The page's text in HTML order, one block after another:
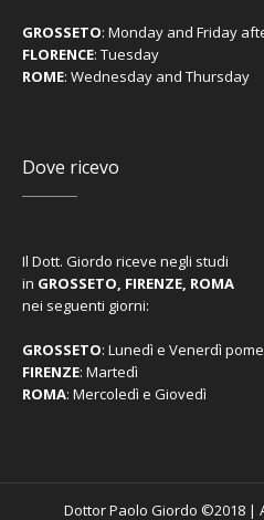
GROSSETO: Monday and Friday
FLORENCE: Tuesday
ROME: Wednesday and Thursday
Dove ricevo
Il Dott. Giordo riceve negli studi
in GROSSETO, FIRENZE, ROMA
nei seguenti giorni:
GROSSETO: Lunedì e Venerdì
FIRENZE: Martedì
ROMA: Mercoledì e Giovedì
Dottor Paolo Giordo ©2018 |